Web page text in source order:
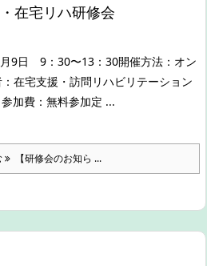
在宅リハ研修会
9日 9：30〜13：30開催方法：オン
在宅支援・訪問リハビリテーション
参加費：無料参加定 ...
【研修会のお知ら ...